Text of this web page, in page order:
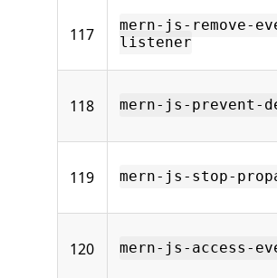
117
mern-js-remove-
listener
118 mern-js-prevent-
119 mern-js-stop-
120 mern-js-access-